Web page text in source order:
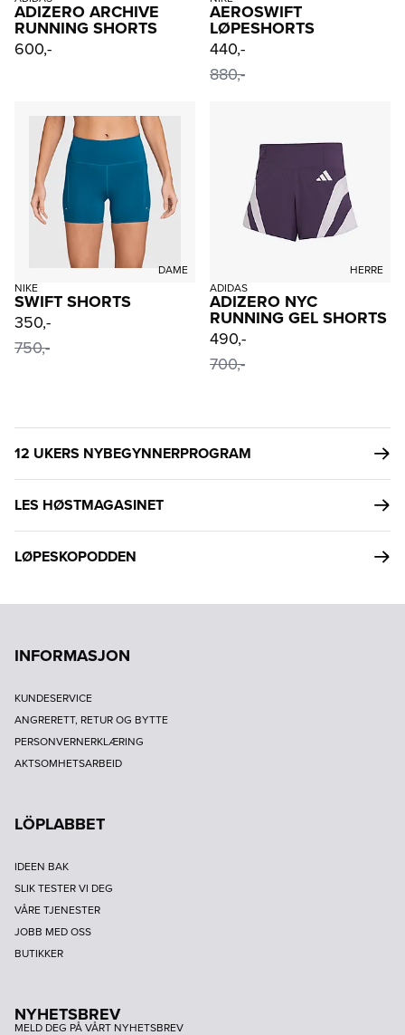
ADIZERO ARCHIVE
RUNNING SHORTS
600,-
AEROSWIFT
LØPESHORTS
440,-
880,-
DAME
NIKE
SWIFT SHORTS
350,-
750,-
HERRE
ADIDAS
ADIZERO NYC
RUNNING GEL SHORTS
490,-
700,-
12 UKERS NYBEGYNNERPROGRAM
LES HØSTMAGASINET
LØPESKOPODDEN
INFORMASJON
KUNDESERVICE
ANGRERETT, RETUR OG BYTTE
PERSONVERNERKLÆRING
AKTSOMHETSARBEID
LÖPLABBET
IDEEN BAK
SLIK TESTER VI DEG
VÅRE TJENESTER
JOBB MED OSS
BUTIKKER
NYHETSBREV
MELD DEG PÅ VÅRT NYHETSBREV